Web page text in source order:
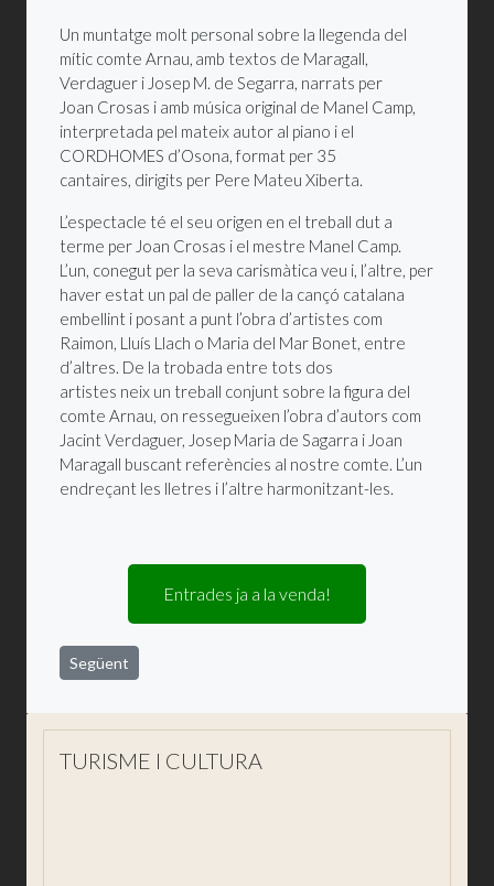
Un muntatge molt personal sobre la llegenda del
mític comte Arnau, amb textos de Maragall,
Verdaguer i Josep M. de Segarra, narrats per
Joan Crosas i amb música original de Manel Camp,
interpretada pel mateix autor al piano i el
CORDHOMES d’Osona, format per 35
cantaires, dirigits per Pere Mateu Xiberta.
L’espectacle té el seu origen en el treball dut a
terme per Joan Crosas i el mestre Manel Camp.
L’un, conegut per la seva carismàtica veu i, l’altre, per
haver estat un pal de paller de la cançó catalana
embellint i posant a punt l’obra d’artistes com
Raimon, Lluís Llach o Maria del Mar Bonet, entre
d’altres. De la trobada entre tots dos
artistes neix un treball conjunt sobre la figura del
comte Arnau, on ressegueixen l’obra d’autors com
Jacint Verdaguer, Josep Maria de Sagarra i Joan
Maragall buscant referències al nostre comte. L’un
endreçant les lletres i l’altre harmonitzant-les.
Entrades ja a la venda!
Article següent: MARIA DEL MAR BONET - 60 ANYS DE
Següent
TURISME I CULTURA